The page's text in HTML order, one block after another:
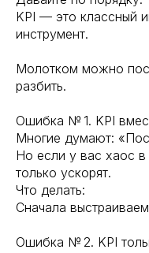
KPI — это классный
инструмент.
Молотком можно
разбить.
Ошибка № 1. KPI
Многие думают:
Но если у вас хаос в
только ускорят.
Что делать:
Сначала
Ошибка № 2. KPI